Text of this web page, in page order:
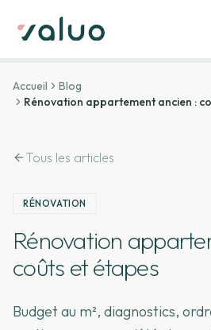
Accueil
Blog
Rénovation appartement ancien :
Tous les articles
RÉNOVATION
Rénovation
coûts et étapes
Budget au m², diagnostics,